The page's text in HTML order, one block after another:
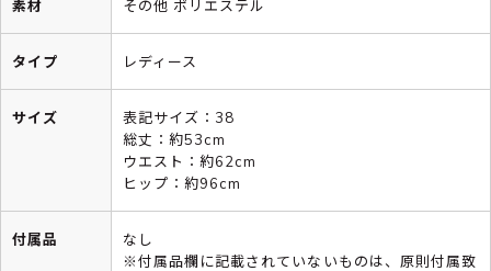
素材 その他 ポリエステル
タイプ レディース
サイズ
表記サイズ：38
総丈：約53cm
ウエスト：約62cm
ヒップ：約96cm
付属品
なし
※付属品欄に記載されていないものは、原則付属致